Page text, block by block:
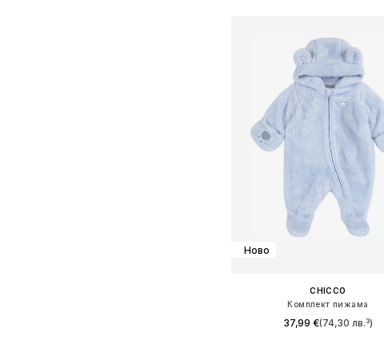
Ново
CHICCO
Комплект пижама
37,99 €(74,30 лв.³)